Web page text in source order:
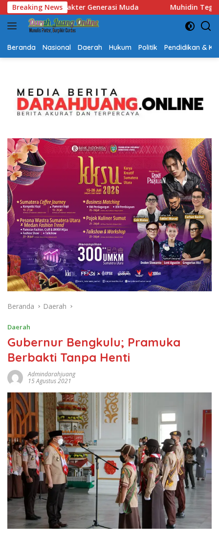
Langsung
ke
konten
Breaking News
Muhidin Tegaskan Penempatan Pejabat Kalsel Berbasis
Beranda Nasional Daerah Hukum Politik Pendidikan &
Beranda Daerah
Daerah
Gubernur Bengkulu; Pramuka
Berbakti Tanpa Henti
Admindarahjuang
15 Agustus 2021